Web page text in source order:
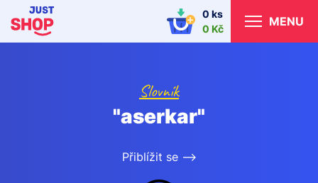
0 ks
0 Kč
MENU
Slovník
"aserkar"
Přiblížit se -->